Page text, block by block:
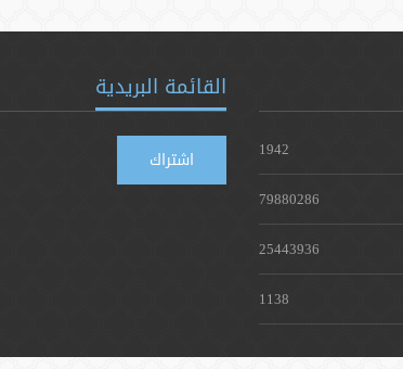
1942
79880286
25443936
1138
القائمة البريدية
اشتراك